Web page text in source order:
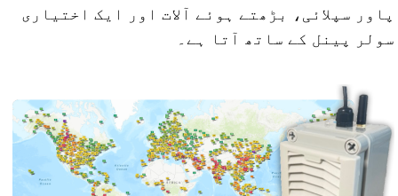
پاور سپلائی، بڑھتے ہوئے آلات اور ایک اختیاری
سولر پینل کے ساتھ آتا ہے۔